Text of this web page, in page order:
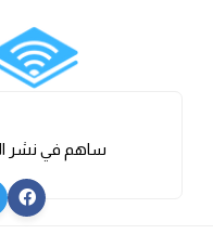
ساهم في نشر